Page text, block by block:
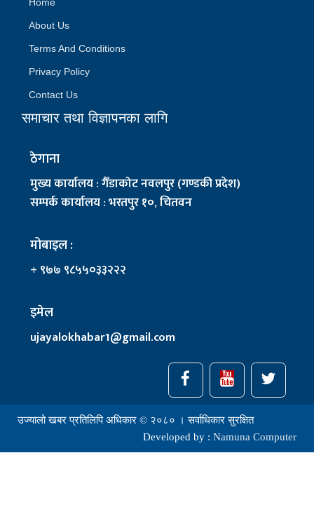
About Us
Terms And Conditions
Privacy Policy
Contact Us
समाचार तथा विज्ञापनका लागि
ठेगाना
मुख्य कार्यालय : गैँडाकोट नवलपुर (गण्डकी प्रदेश)
सम्पर्क कार्यालय : भरतपुर १०, चितवन
मोबाइल :
+ ९७७ ९८५५०३३२२२
इमेल
ujayalokhabar1@gmail.com
उज्यालो खबर प्रतिलिपि अधिकार © २०८० । सर्वाधिकार सुरक्षित
Developed by : Namuna Computer